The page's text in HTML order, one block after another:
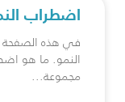
اضطراب
في هذه الصفحة
النمو. ما هو
مجموعة